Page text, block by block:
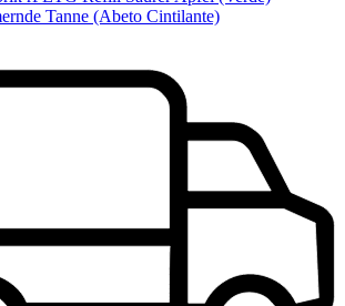
Tanne (Abeto Cintilante)